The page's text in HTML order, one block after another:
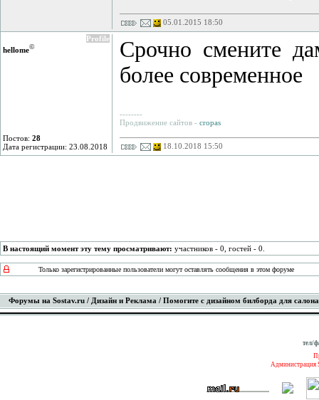
05.01.2015 18:50
Profile
hellome©
Постов: 28
Дата регистрации: 23.08.2018
Срочно смените
более современное
--------
Продвижение сайтов - cropas
18.10.2018 15:50
В настоящий момент эту тему просматривают: участников - 0, гостей - 0.
Только зарегистрированные пользователи могут оставлять сообщения в этом форуме
Форумы на Sostav.ru / Дизайн и Реклама / Помогите с дизайном билборда для
тел/
Администрация